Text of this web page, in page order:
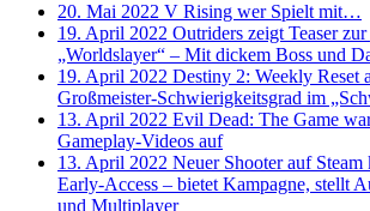
20. Mai 2022 V Rising wer Spielt mit…
19. April 2022 Outriders zeigt Teaser
„Worldslayer“ – Mit dickem Boss und
19. April 2022 Destiny 2: Weekly Reset
Großmeister-Schwierigkeitsgrad im
13. April 2022 Evil Dead: The Game
Gameplay-Videos auf
13. April 2022 Neuer Shooter auf
Early-Access – bietet Kampagne, stellt
und Multiplayer